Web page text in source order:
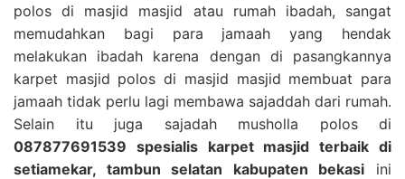
polos di masjid masjid atau rumah ibadah, sangat
memudahkan bagi para jamaah yang hendak
melakukan ibadah karena dengan di pasangkannya
karpet masjid polos di masjid masjid membuat para
jamaah tidak perlu lagi membawa sajaddah dari rumah.
Selain itu juga sajadah musholla polos di
087877691539 spesialis karpet masjid terbaik di
setiamekar, tambun selatan kabupaten bekasi ini